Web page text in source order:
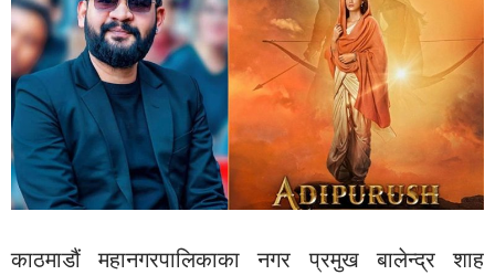
काठमाडौं महानगरपालिकाका नगर प्रमुख बालेन्द्र शाह